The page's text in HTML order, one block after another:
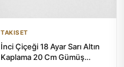
TAKISET
İnci Çiçeği 18 Ayar Sarı Altın
Kaplama 20 Cm Gümüş